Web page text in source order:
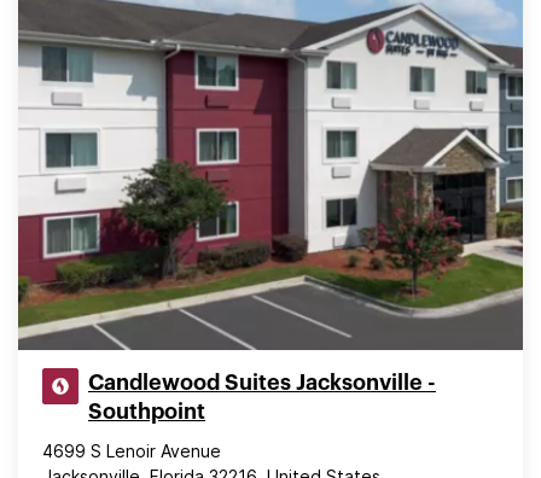
Candlewood Suites Jacksonville -
Southpoint
4699 S Lenoir Avenue